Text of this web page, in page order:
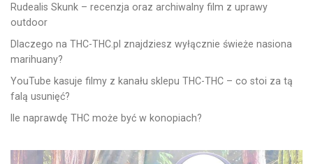
Rudealis Skunk – recenzja oraz archiwalny film z uprawy
outdoor
Dlaczego na THC-THC.pl znajdziesz wyłącznie świeże nasiona
marihuany?
YouTube kasuje filmy z kanału sklepu THC-THC – co stoi za tą
falą usunięć?
Ile naprawdę THC może być w konopiach?